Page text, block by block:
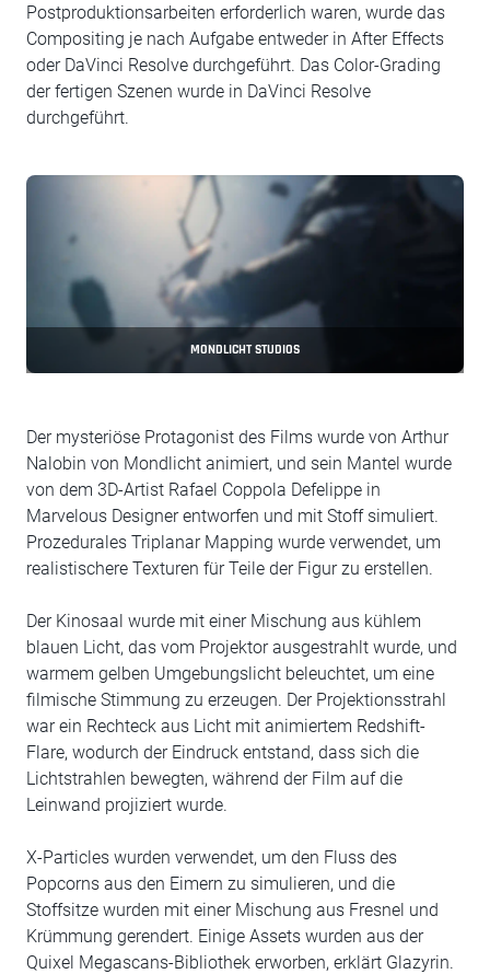
Postproduktionsarbeiten erforderlich waren, wurde das
Compositing je nach Aufgabe entweder in After Effects
oder DaVinci Resolve durchgeführt. Das Color-Grading
der fertigen Szenen wurde in DaVinci Resolve
durchgeführt.
MONDLICHT STUDIOS
Der mysteriöse Protagonist des Films wurde von Arthur
Nalobin von Mondlicht animiert, und sein Mantel wurde
von dem 3D-Artist Rafael Coppola Defelippe in
Marvelous Designer entworfen und mit Stoff simuliert.
Prozedurales Triplanar Mapping wurde verwendet, um
realistischere Texturen für Teile der Figur zu erstellen.
Der Kinosaal wurde mit einer Mischung aus kühlem
blauen Licht, das vom Projektor ausgestrahlt wurde, und
warmem gelben Umgebungslicht beleuchtet, um eine
filmische Stimmung zu erzeugen. Der Projektionsstrahl
war ein Rechteck aus Licht mit animiertem Redshift-
Flare, wodurch der Eindruck entstand, dass sich die
Lichtstrahlen bewegten, während der Film auf die
Leinwand projiziert wurde.
X-Particles wurden verwendet, um den Fluss des
Popcorns aus den Eimern zu simulieren, und die
Stoffsitze wurden mit einer Mischung aus Fresnel und
Krümmung gerendert. Einige Assets wurden aus der
Quixel Megascans-Bibliothek erworben, erklärt Glazyrin.